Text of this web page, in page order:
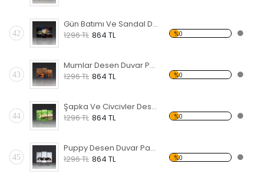
42
Gün Batımı Ve Sandal Desen Duvar Panosu
1296 TL 864 TL %0
43
Mumlar Desen Duvar Panosu
1296 TL 864 TL %0
44
Şapka Ve Civcivler Desen Duvar Panosu
1296 TL 864 TL %0
45
Puppy Desen Duvar Panosu
1296 TL 864 TL %0